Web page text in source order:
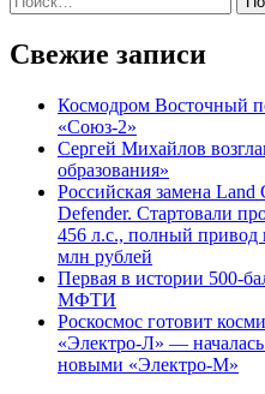
Свежие записи
Космодром Восточный
«Союз-2»
Сергей Михайлов
образования»
Российская замена
Defender. Стартовали
456 л.с., полный привод
млн рублей
Первая в истории 500-
МФТИ
Роскосмос готовит
«Электро-Л» —
новыми «Электро-М»